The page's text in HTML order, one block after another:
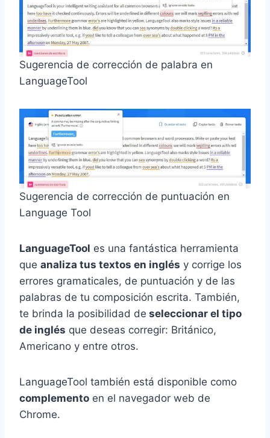
Sugerencia de corrección de palabra en
LanguageTool
Sugerencia de corrección de puntuación en
Language Tool
LanguageTool es una fantástica herramienta
que analiza tus textos en inglés y corrige los
errores gramaticales, de puntuación y de las
palabras de tu composición escrita. También,
te brinda la posibilidad de seleccionar el tipo
de inglés que deseas corregir: Británico,
Americano y entre otros.
LanguageTool también está disponible como
complemento en el navegador web de
Chrome.